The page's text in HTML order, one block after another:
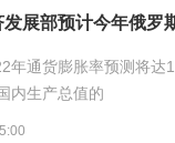
展部预计今年俄罗
年通货膨胀率预测将达
内生产总值的